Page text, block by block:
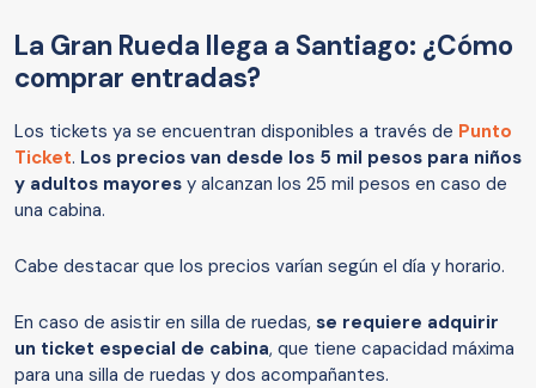
La Gran Rueda llega a Santiago: ¿Cómo
comprar entradas?
Los tickets ya se encuentran disponibles a través de Punto
Ticket. Los precios van desde los 5 mil pesos para niños
y adultos mayores y alcanzan los 25 mil pesos en caso de
una cabina.
Cabe destacar que los precios varían según el día y horario.
En caso de asistir en silla de ruedas, se requiere adquirir
un ticket especial de cabina, que tiene capacidad máxima
para una silla de ruedas y dos acompañantes.